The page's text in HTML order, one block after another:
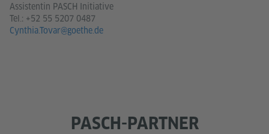
Assistentin PASCH Initiative
Tel.: +52 55 5207 0487
Cynthia.Tovar@goethe.de
PASCH-PARTNER